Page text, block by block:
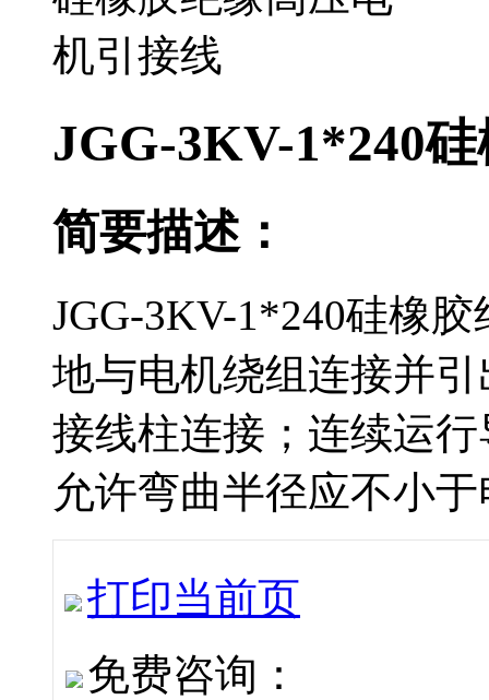
JGG-3KV-1*240
简要描述：
JGG-3KV-1*240硅橡
地与电机绕组连接并
接线柱连接；连续运
允许弯曲半径应不小于
打印当前页
免费咨询：